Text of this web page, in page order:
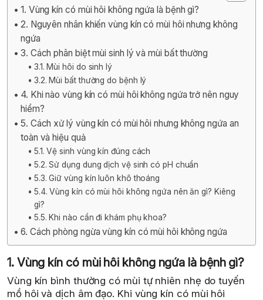
1. Vùng kín có mùi hôi không ngứa là bệnh gì?
2. Nguyên nhân khiến vùng kín có mùi hôi nhưng không
ngứa
3. Cách phân biệt mùi sinh lý và mùi bất thường
3.1. Mùi hôi do sinh lý
3.2. Mùi bất thường do bệnh lý
4. Khi nào vùng kín có mùi hôi không ngứa trở nên nguy
hiểm?
5. Cách xử lý vùng kín có mùi hôi nhưng không ngứa an
toàn và hiệu quả
5.1. Vệ sinh vùng kín đúng cách
5.2. Sử dụng dung dịch vệ sinh có pH chuẩn
5.3. Giữ vùng kín luôn khô thoáng
5.4. Vùng kín có mùi hôi không ngứa nên ăn gì? Kiêng
gì?
5.5. Khi nào cần đi khám phụ khoa?
6. Cách phòng ngừa vùng kín có mùi hôi không ngứa
1. Vùng kín có mùi hôi không ngứa là bệnh gì?
Vùng kín bình thường có mùi tự nhiên nhẹ do tuyến
mồ hôi và dịch âm đạo. Khi vùng kín có mùi hôi